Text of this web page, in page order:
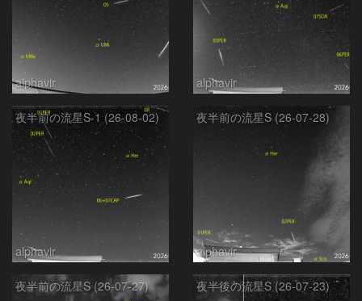
alphavir alphavir
夜半前の流星S-1 (26-08-02)
alphavir
夜半前の流星S (26-07-28)
alphavir
夜半前の流星S (26-07-27) 夜半後の流星S (26-07-23)